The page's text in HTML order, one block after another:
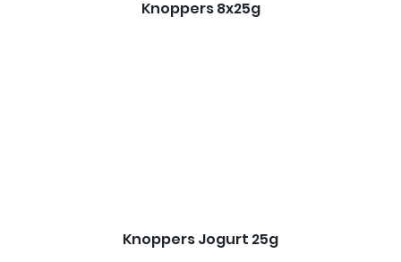
Knoppers 8x25g
Knoppers Jogurt 25g